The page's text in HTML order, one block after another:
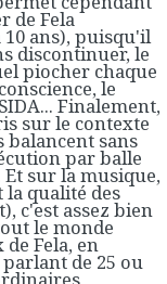
de Fela
ans), puisqu'il
discontinuer, le
piocher chaque
le
Finalement,
sur le contexte
balancent sans
par balle
sur la musique,
la qualité des
c'est assez bien
le monde
Fela, en
de 25 ou